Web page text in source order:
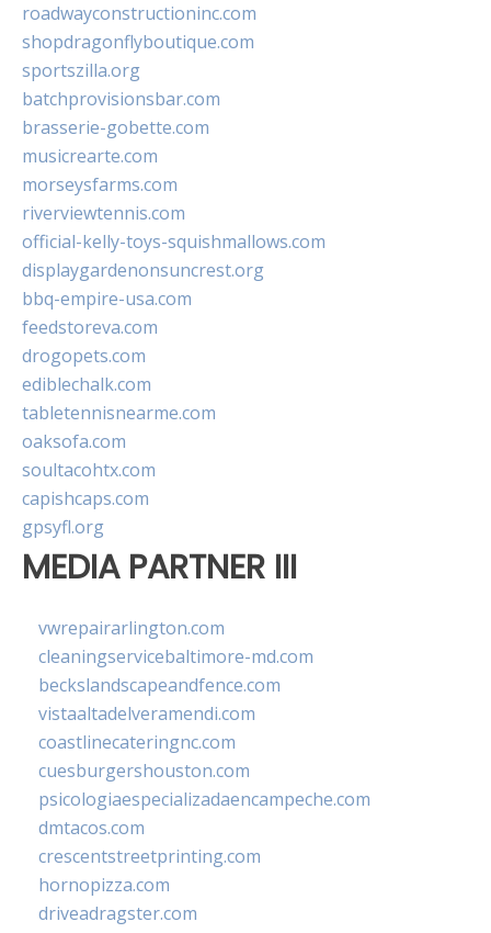
roadwayconstructioninc.com
shopdragonflyboutique.com
sportszilla.org
batchprovisionsbar.com
brasserie-gobette.com
musicrearte.com
morseysfarms.com
riverviewtennis.com
official-kelly-toys-squishmallows.com
displaygardenonsuncrest.org
bbq-empire-usa.com
feedstoreva.com
drogopets.com
ediblechalk.com
tabletennisnearme.com
oaksofa.com
soultacohtx.com
capishcaps.com
gpsyfl.org
MEDIA PARTNER III
vwrepairarlington.com
cleaningservicebaltimore-md.com
beckslandscapeandfence.com
vistaaltadelveramendi.com
coastlinecateringnc.com
cuesburgershouston.com
psicologiaespecializadaencampeche.com
dmtacos.com
crescentstreetprinting.com
hornopizza.com
driveadragster.com